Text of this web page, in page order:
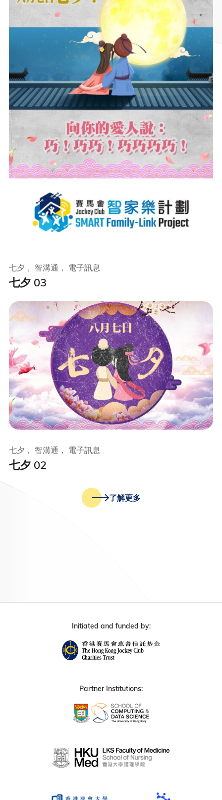
七夕 03
七夕， 智溝通， 電子訊息
七夕 02
七夕， 智溝通， 電子訊息
了解更多
Initiated and funded by:
Partner Institutions: